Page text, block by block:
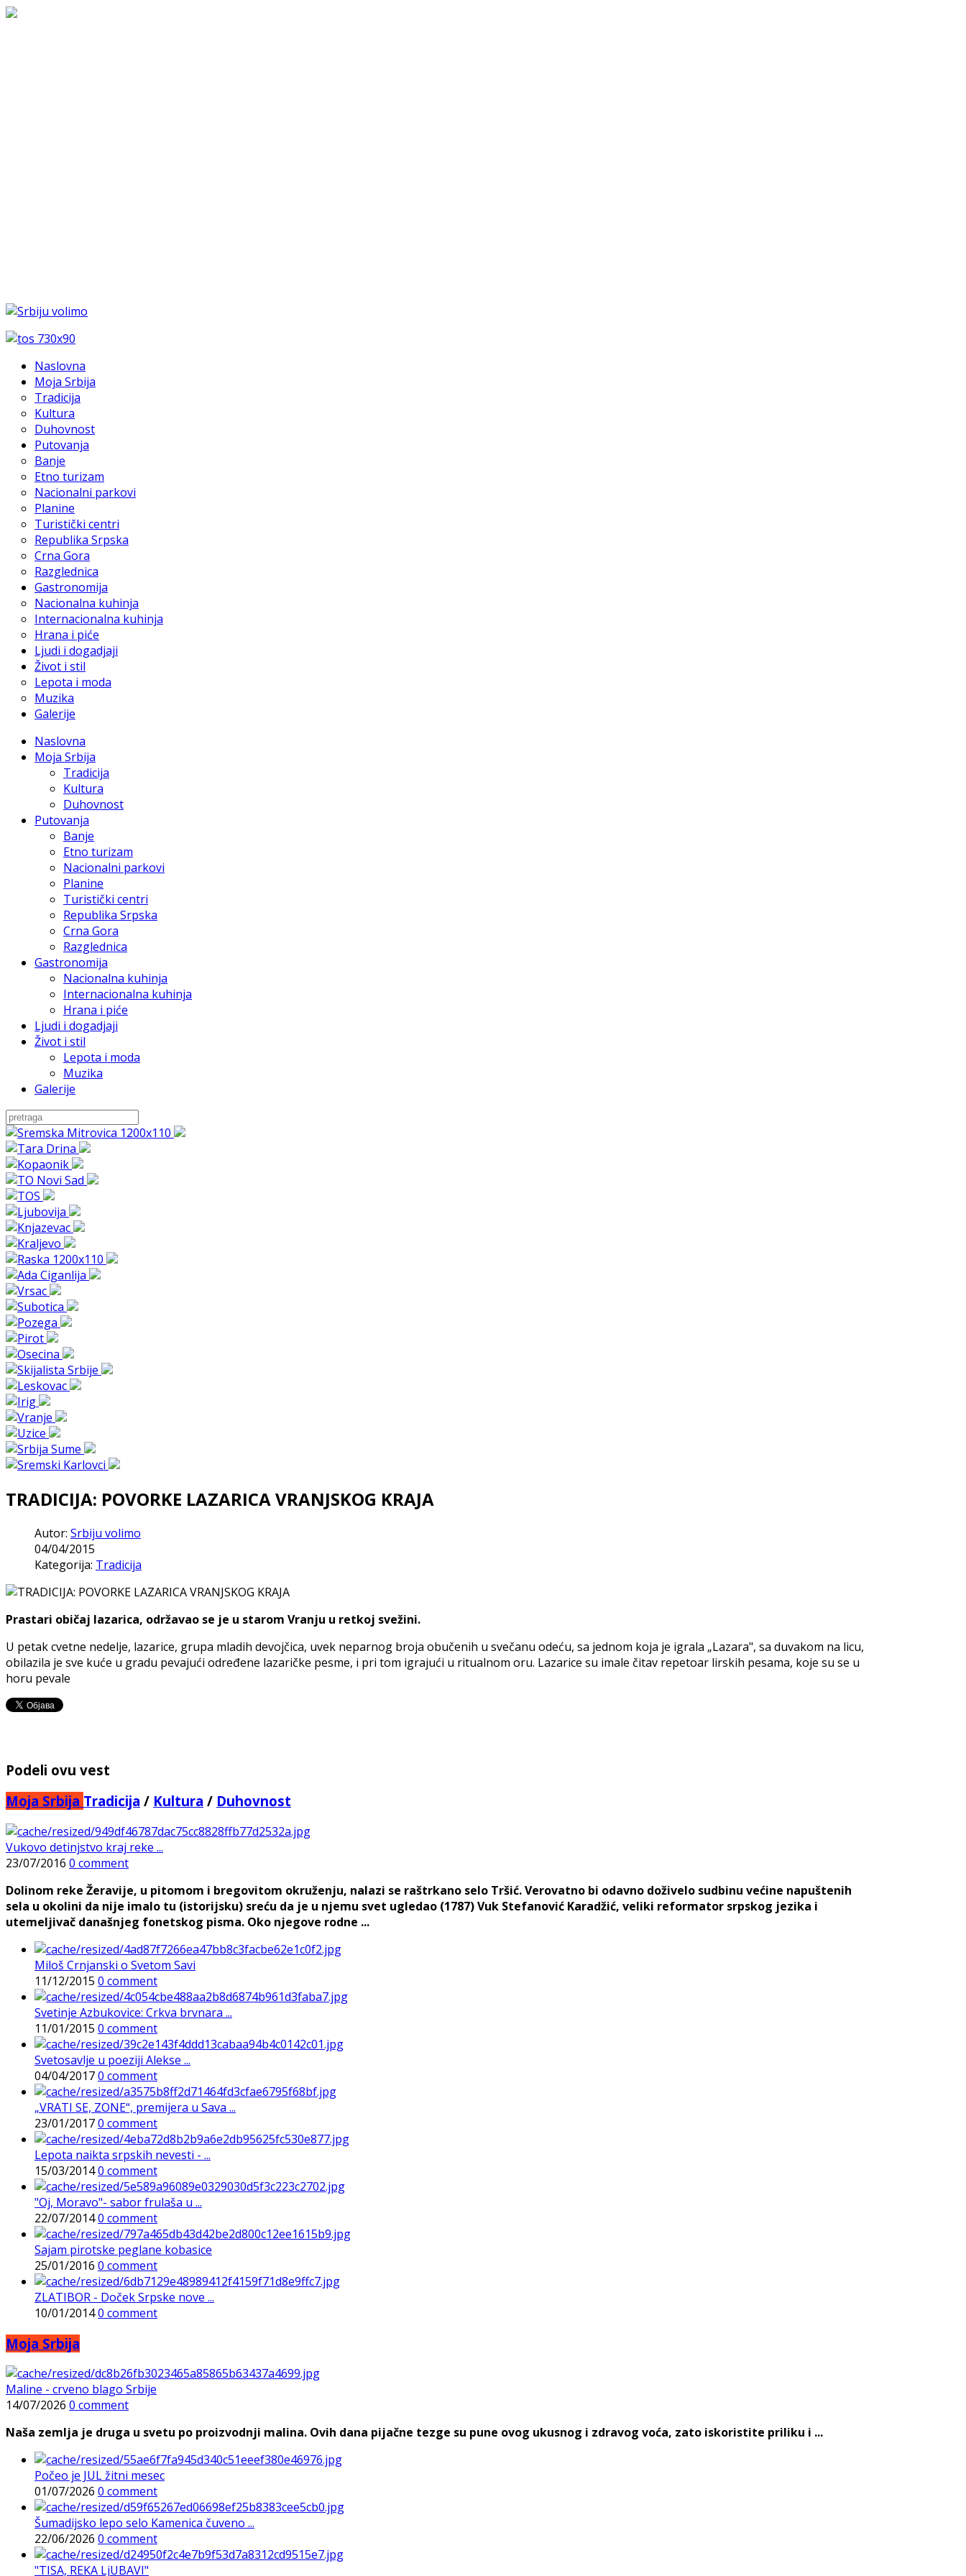
Naslovna
Moja Srbija
Tradicija
Kultura
Duhovnost
Putovanja
Banje
Etno turizam
Nacionalni parkovi
Planine
Turistički centri
Republika Srpska
Crna Gora
Razglednica
Gastronomija
Nacionalna kuhinja
Internacionalna kuhinja
Hrana i piće
Ljudi i dogadjaji
Život i stil
Lepota i moda
Muzika
Galerije
Naslovna
Moja Srbija
Tradicija
Kultura
Duhovnost
Putovanja
Banje
Etno turizam
Nacionalni parkovi
Planine
Turistički centri
Republika Srpska
Crna Gora
Razglednica
Gastronomija
Nacionalna kuhinja
Internacionalna kuhinja
Hrana i piće
Ljudi i dogadjaji
Život i stil
Lepota i moda
Muzika
Galerije
TRADICIJA: POVORKE LAZARICA VRANJSKOG KRAJA
Autor: Srbiju volimo
04/04/2015
Kategorija: Tradicija
Prastari običaj lazarica, održavao se je u starom Vranju u retkoj svežini.
U petak cvetne nedelje, lazarice, grupa mladih devojčica, uvek neparnog broja obučenih u svečanu odeću, sa jednom koja je igrala „Lazara", sa duvakom na licu,
obilazila je sve kuće u gradu pevajući određene lazaričke pesme, i pri tom igrajući u ritualnom oru. Lazarice su imale čitav repetoar lirskih pesama, koje su se u
horu pevale
Podeli ovu vest
Moja Srbija Tradicija / Kultura / Duhovnost
Vukovo detinjstvo kraj reke ...
23/07/2016 0 comment
Dolinom reke Žeravije, u pitomom i bregovitom okruženju, nalazi se raštrkano selo Tršić. Verovatno bi odavno doživelo sudbinu većine napuštenih
sela u okolini da nije imalo tu (istorijsku) sreću da je u njemu svet ugledao (1787) Vuk Stefanović Karadžić, veliki reformator srpskog jezika i
utemeljivač današnjeg fonetskog pisma. Oko njegove rodne ...
Miloš Crnjanski o Svetom Savi
11/12/2015 0 comment
Svetinje Azbukovice: Crkva brvnara ...
11/01/2015 0 comment
Svetosavlje u poeziji Alekse ...
04/04/20170 comment
„VRATI SE, ZONE“, premijera u Sava ...
23/01/20170 comment
Lepota naikta srpskih nevesti - ...
15/03/20140 comment
"Oj, Moravo"- sabor frulaša u ...
22/07/20140 comment
Sajam pirotske peglane kobasice
25/01/2016 0 comment
ZLATIBOR - Doček Srpske nove ...
10/01/20140 comment
Moja Srbija
Maline - crveno blago Srbije
14/07/2026 0 comment
Naša zemlja je druga u svetu po proizvodnji malina. Ovih dana pijačne tezge su pune ovog ukusnog i zdravog voća, zato iskoristite priliku i ...
Počeo je JUL žitni mesec
01/07/2026 0 comment
Šumadijsko lepo selo Kamenica čuveno ...
22/06/2026 0 comment
"TISA, REKA LjUBAVI"